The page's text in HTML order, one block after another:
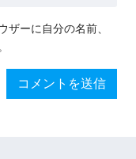
ザーに自分の名前、